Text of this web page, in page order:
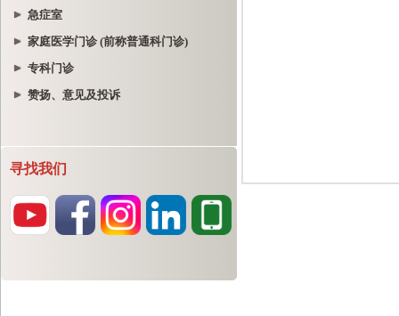
急症室
家庭医学门诊 (前称普通科门诊)
专科门诊
赞扬、意见及投诉
寻找我们